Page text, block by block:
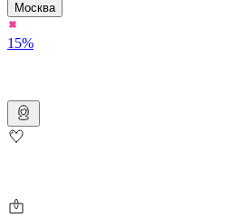
Москва
15%